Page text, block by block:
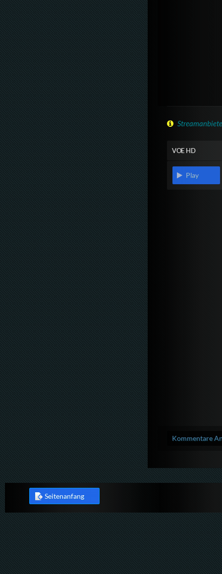
VOE HD
Play
Kommentare
Seitenanfang